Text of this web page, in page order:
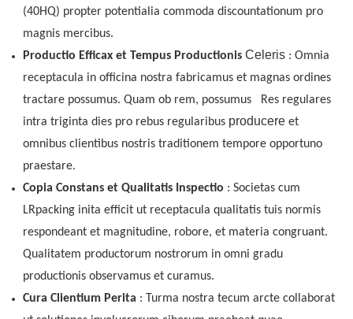
(40HQ) propter potentialia commoda discountationum pro
magnis mercibus.
Productio Efficax et Tempus Productionis Celeris : Omnia
receptacula in officina nostra fabricamus et magnas ordines
tractare possumus. Quam ob rem, possumus
Res regulares
intra triginta dies pro rebus regularibus producereet
omnibus clientibus nostris traditionem tempore opportuno
praestare.
Copia Constans et Qualitatis Inspectio : Societas cum
LRpacking inita efficit ut receptacula qualitatis tuis normis
respondeant et magnitudine, robore, et materia congruant.
Qualitatem productorum nostrorum in omni gradu
productionis observamus et curamus.
Cura Clientium Perita : Turma nostra tecum arcte collaborat